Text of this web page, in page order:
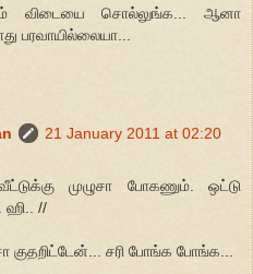
விடையை சொல்லுங்க... ஆனா
பரவாயில்லையா...
21 January 2011 at 02:20
முழுசா போகணும். ஒட்டு
ஹி.. //
சரி போங்க போங்க...